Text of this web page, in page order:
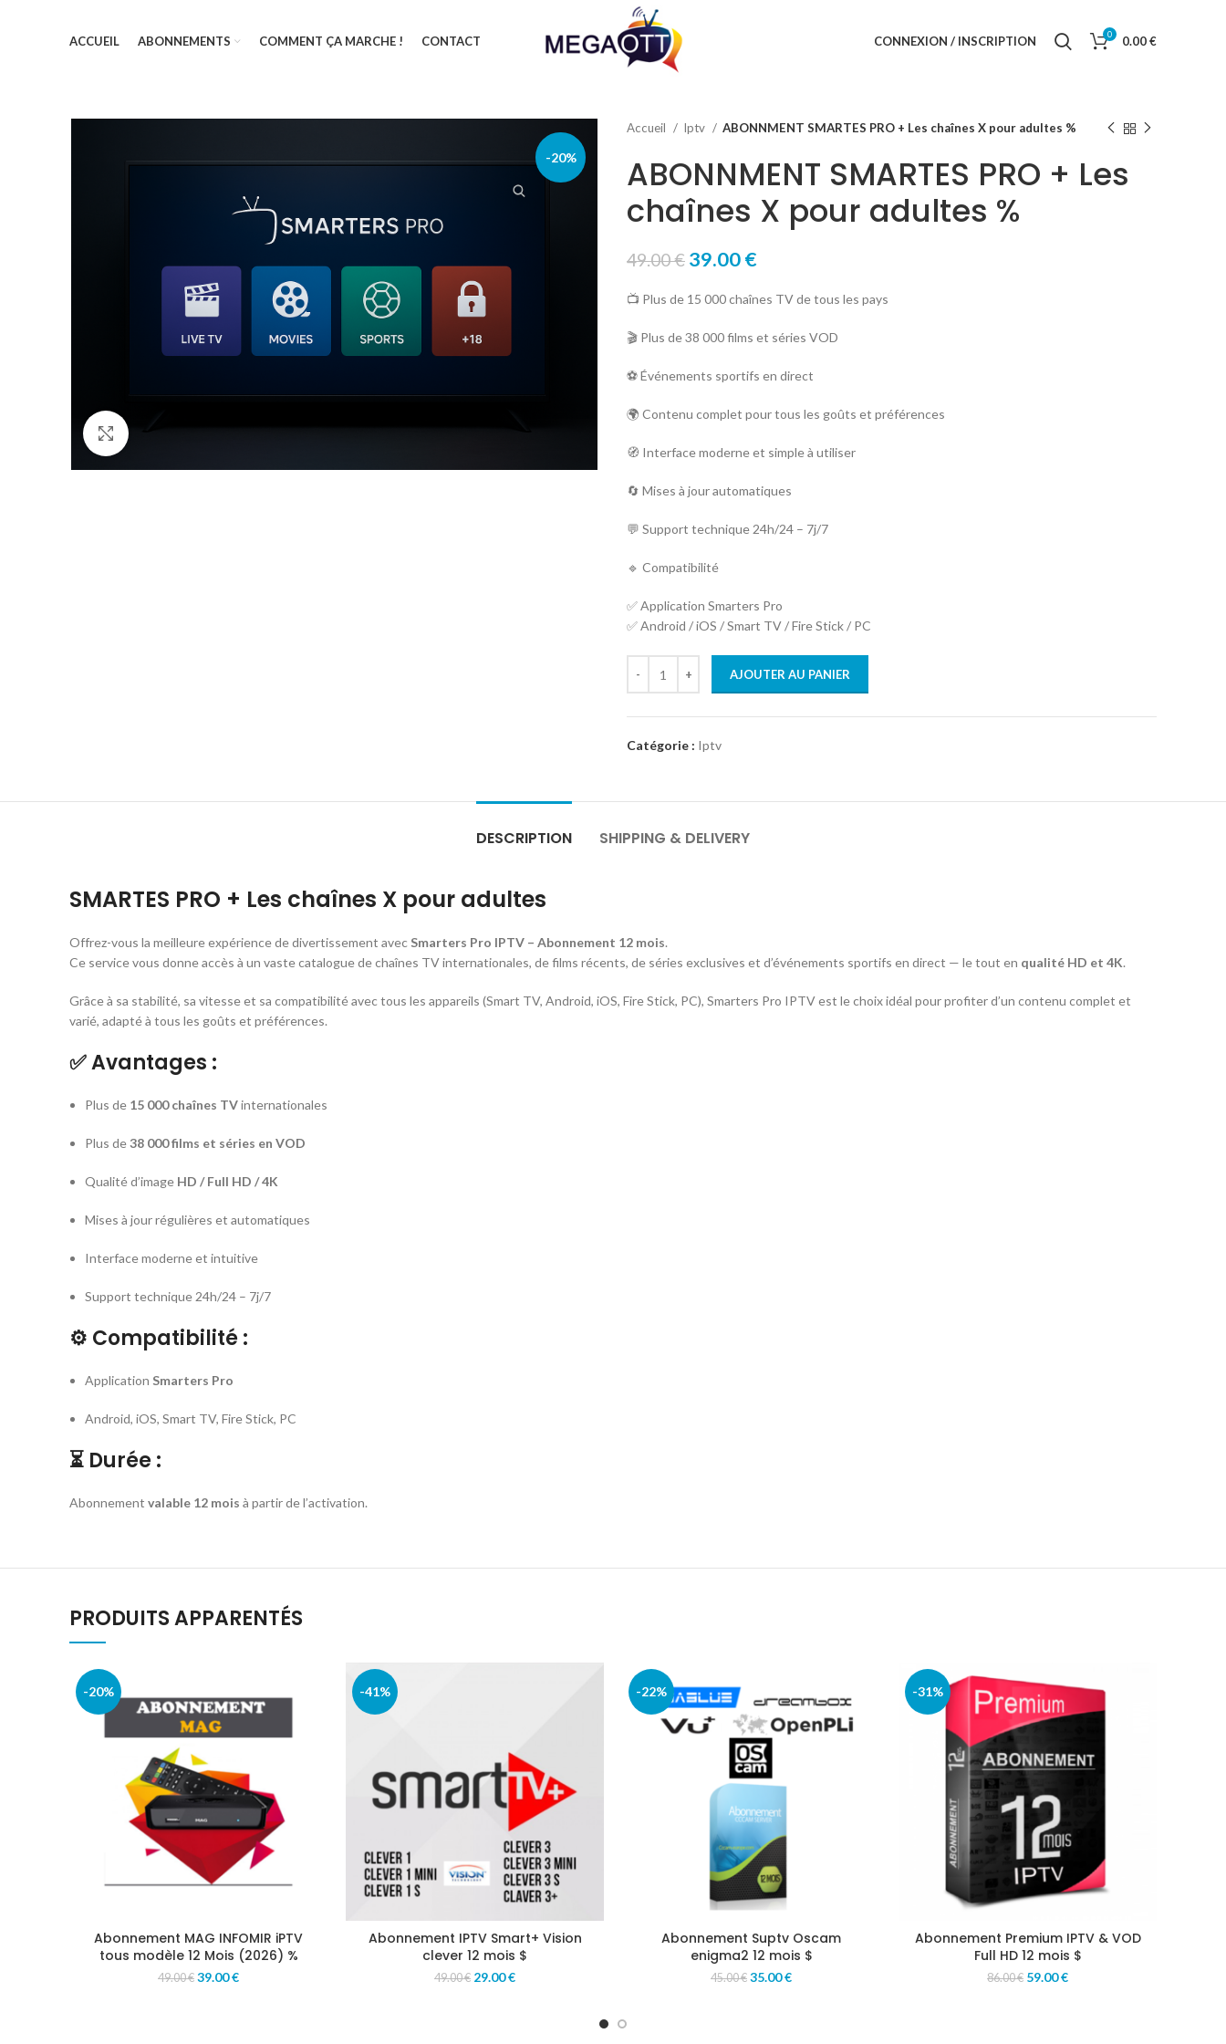
ACCUEIL ABONNEMENTS COMMENT ÇA MARCHE ! CONTACT CONNEXION / INSCRIPTION 0 0.00€
-20%
Accueil Iptv ABONNMENT SMARTES PRO + Les chaînes X pour adultes %
ABONNMENT SMARTES PRO + Les
chaînes X pour adultes %
49.00€ 39.00€
📺 Plus de 15 000 chaînes TV de tous les pays
🎬 Plus de 38 000 films et séries VOD
⚽️ Événements sportifs en direct
🌍 Contenu complet pour tous les goûts et préférences
🧭 Interface moderne et simple à utiliser
🔄 Mises à jour automatiques
💬 Support technique 24h/24 – 7j/7
🔹 Compatibilité
✅ Application Smarters Pro
✅ Android / iOS / Smart TV / Fire Stick / PC
AJOUTER AU PANIER
Catégorie : Iptv
DESCRIPTION SHIPPING & DELIVERY
SMARTES PRO + Les chaînes X pour adultes
Offrez-vous la meilleure expérience de divertissement avec Smarters Pro IPTV – Abonnement 12 mois.
Ce service vous donne accès à un vaste catalogue de chaînes TV internationales, de films récents, de séries exclusives et d’événements sportifs en direct — le tout en qualité HD et 4K.
Grâce à sa stabilité, sa vitesse et sa compatibilité avec tous les appareils (Smart TV, Android, iOS, Fire Stick, PC), Smarters Pro IPTV est le choix idéal pour profiter d’un contenu complet et
varié, adapté à tous les goûts et préférences.
✅Avantages :
Plus de 15 000 chaînes TVinternationales
Plus de38 000 films et séries en VOD
Qualité d’image HD / Full HD / 4K
Mises à jour régulières et automatiques
Interface moderne et intuitive
Support technique 24h/24 – 7j/7
⚙️ Compatibilité :
Application Smarters Pro
Android, iOS, Smart TV, Fire Stick, PC
⏳ Durée :
Abonnement valable 12 mois à partir de l’activation.
PRODUITS APPARENTÉS
-20%
Abonnement MAG INFOMIR iPTV
tous modèle 12 Mois (2026) %
49.00€ 39.00€
-41%
Abonnement IPTV Smart+ Vision
clever 12 mois $
49.00€ 29.00€
-22%
Abonnement Suptv Oscam
enigma2 12 mois $
45.00€ 35.00€
-31%
Abonnement Premium IPTV & VOD
Full HD 12 mois $
86.00€ 59.00€